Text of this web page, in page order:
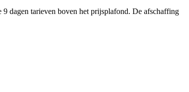
dagen tarieven boven het prijsplafond. De afschaffing